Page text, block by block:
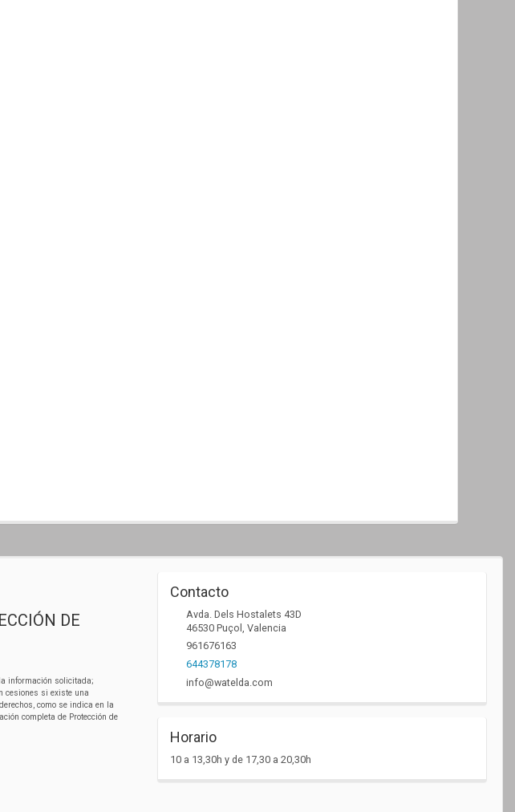
DE
información solicitada;
cesiones si existe una
como se indica en la
completa de Protección de
Contacto
Avda. Dels Hostalets 43D
46530 Puçol , Valencia
961676163
644378178
info@watelda.com
Horario
10 a 13,30h y de 17,30 a 20,30h